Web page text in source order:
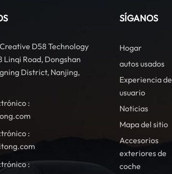
D58 Technology
Linqi Road, Dongshan
District, Nanjing,
:
:
:
SÍGANOS
Hogar
autos usados
Experiencia de
usuario
Noticias
Mapa del sitio
Accesorios
exteriores de
coche